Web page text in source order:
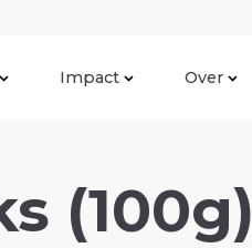
Impact Over
(100g)